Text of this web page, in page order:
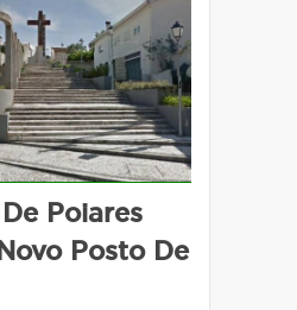
Poiares
Posto De